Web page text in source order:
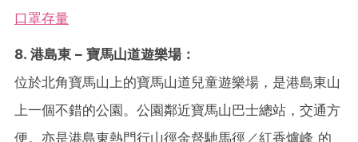
口罩存量
8. 港島東 – 寶馬山道遊樂場：
位於北角寶馬山上的寶馬山道兒童遊樂場，是港島東山
上一個不錯的公園。公園鄰近寶馬山巴士總站，交通方
便。亦是港島東熱門行山徑金督馳馬徑／紅香爐峰 的